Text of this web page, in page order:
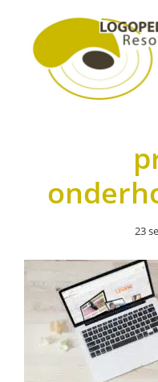
naar
de
hoofd
inhoud
23